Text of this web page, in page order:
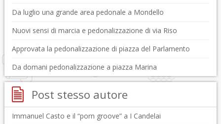
Da luglio una grande area pedonale a Mondello
Nuovi sensi di marcia e pedonalizzazione di via Riso
Approvata la pedonalizzazione di piazza del Parlamento
Da domani pedonalizzazione a piazza Marina
Post stesso autore
Immanuel Casto e il “porn groove” a I Candelai